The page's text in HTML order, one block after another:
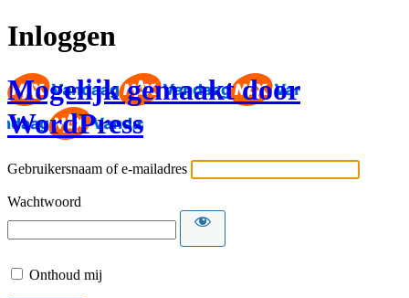
Inloggen
Mogelijk gemaakt door
WordPress
Gebruikersnaam of e-mailadres
Wachtwoord
Onthoud mij